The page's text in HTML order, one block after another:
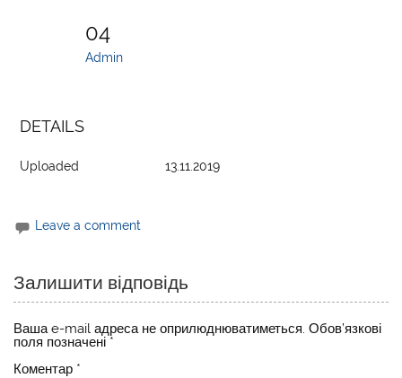
04
Admin
DETAILS
Uploaded 13.11.2019
Leave a comment
Залишити відповідь
Ваша e-mail адреса не оприлюднюватиметься. Обов’язкові
поля позначені *
Коментар *